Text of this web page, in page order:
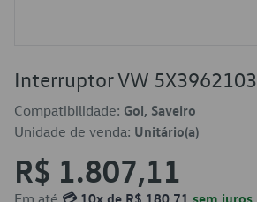
Interruptor VW 5X3962103
Compatibilidade: Gol, Saveiro
Unidade de venda: Unitário(a)
R$ 1.807,11
Em até 💳 10x de R$ 180,71 sem juros